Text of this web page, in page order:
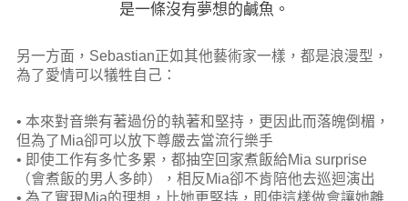
是一條沒有夢想的鹹魚。
另一方面，Sebastian正如其他藝術家一樣，都是浪漫型，
為了愛情可以犠牲自己：
• 本來對音樂有著過份的執著和堅持，更因此而落魄倒楣，
但為了Mia卻可以放下尊嚴去當流行樂手
• 即使工作有多忙多累，都抽空回家煮飯給Mia surprise
（會煮飯的男人多帥），相反Mia卻不肯陪他去巡迴演出
• 為了實現Mia的理想，比她更堅持，即使這樣做會讓她離